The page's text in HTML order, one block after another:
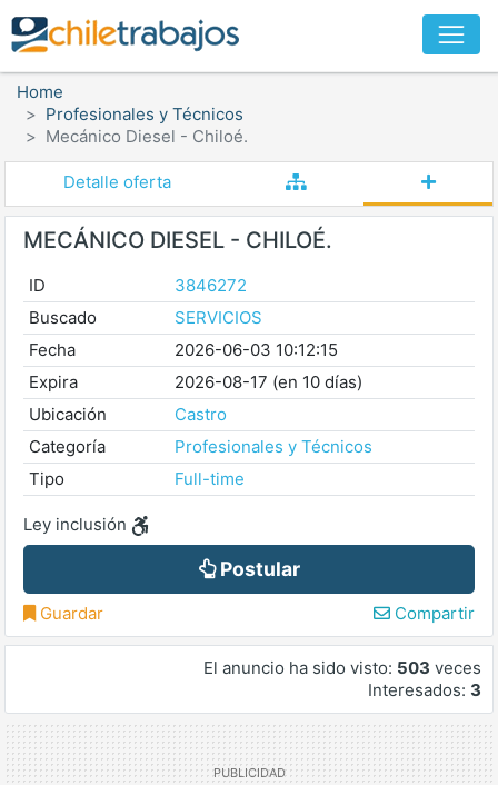
Home
Profesionales y Técnicos
Mecánico Diesel - Chiloé.
Detalle oferta
MECÁNICO DIESEL - CHILOÉ.
ID
3846272
Buscado
SERVICIOS
Fecha
2026-06-03 10:12:15
Expira
2026-08-17 (en 10 días)
Ubicación
Castro
Categoría
Profesionales y Técnicos
Tipo
Full-time
Ley inclusión
Postular
Guardar Compartir
El anuncio ha sido visto: 503 veces
Interesados: 3